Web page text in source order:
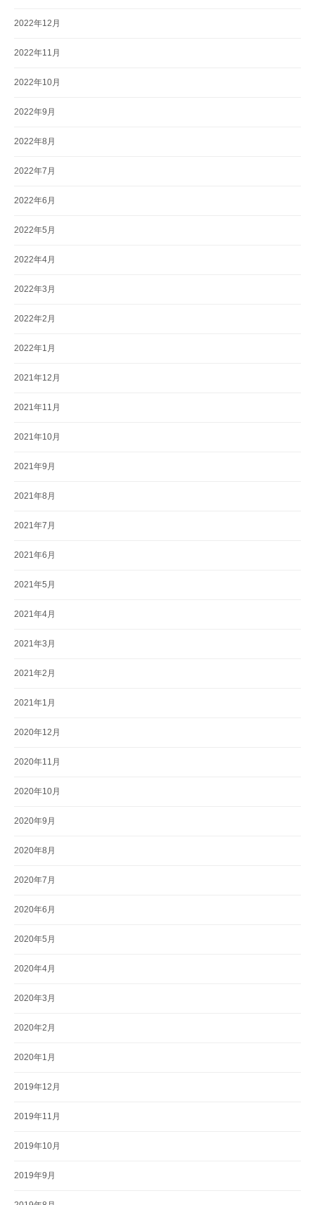
2022年12月
2022年11月
2022年10月
2022年9月
2022年8月
2022年7月
2022年6月
2022年5月
2022年4月
2022年3月
2022年2月
2022年1月
2021年12月
2021年11月
2021年10月
2021年9月
2021年8月
2021年7月
2021年6月
2021年5月
2021年4月
2021年3月
2021年2月
2021年1月
2020年12月
2020年11月
2020年10月
2020年9月
2020年8月
2020年7月
2020年6月
2020年5月
2020年4月
2020年3月
2020年2月
2020年1月
2019年12月
2019年11月
2019年10月
2019年9月